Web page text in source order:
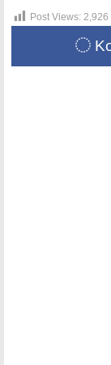
Post Views: 2,926